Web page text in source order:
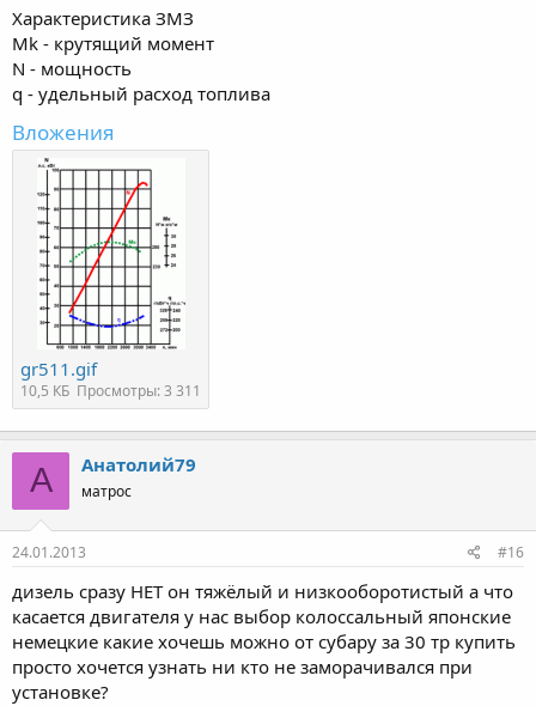
Характеристика ЗМЗ
Mk - крутящий момент
N - мощность
q - удельный расход топлива
Вложения
gr511.gif
10,5 КБ Просмотры: 3 311
А Анатолий79
матрос
24.01.2013 #16
дизель сразу НЕТ он тяжёлый и низкооборотистый а что
касается двигателя у нас выбор колоссальный японские
немецкие какие хочешь можно от субару за 30 тр купить
просто хочется узнать ни кто не заморачивался при
установке?